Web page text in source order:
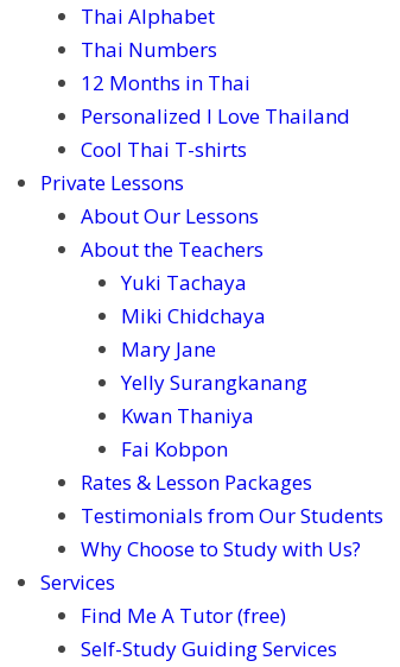
Thai Alphabet
Thai Numbers
12 Months in Thai
Personalized I Love Thailand
Cool Thai T-shirts
Private Lessons
About Our Lessons
About the Teachers
Yuki Tachaya
Miki Chidchaya
Mary Jane
Yelly Surangkanang
Kwan Thaniya
Fai Kobpon
Rates & Lesson Packages
Testimonials from Our Students
Why Choose to Study with Us?
Services
Find Me A Tutor (free)
Self-Study Guiding Services